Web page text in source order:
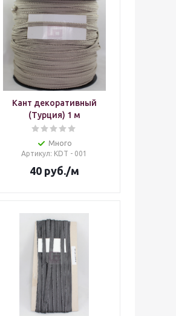
Кант декоративный
(Турция) 1 м
Много
Артикул: KDT - 001
40руб./м